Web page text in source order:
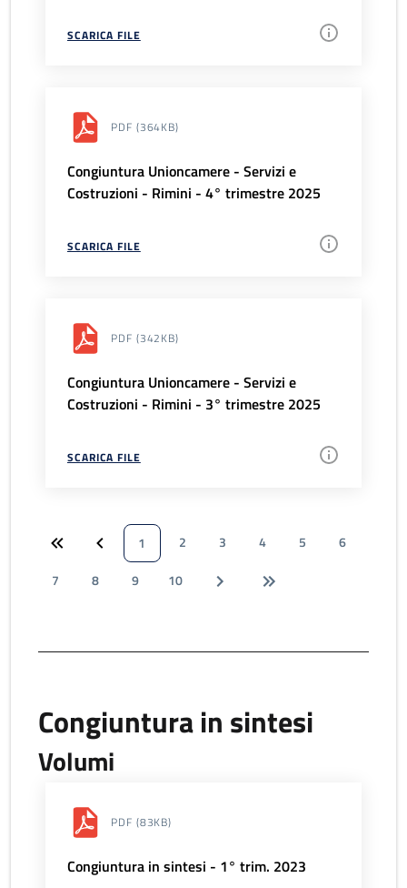
SCARICA FILE
PDF (364KB)
Congiuntura Unioncamere - Servizi e
Costruzioni - Rimini - 4° trimestre 2025
SCARICA FILE
PDF (342KB)
Congiuntura Unioncamere - Servizi e
Costruzioni - Rimini - 3° trimestre 2025
SCARICA FILE
1 2 3 4 5
6
7
8 9 10
Congiuntura in sintesi
Volumi
PDF (83KB)
Congiuntura in sintesi - 1° trim. 2023